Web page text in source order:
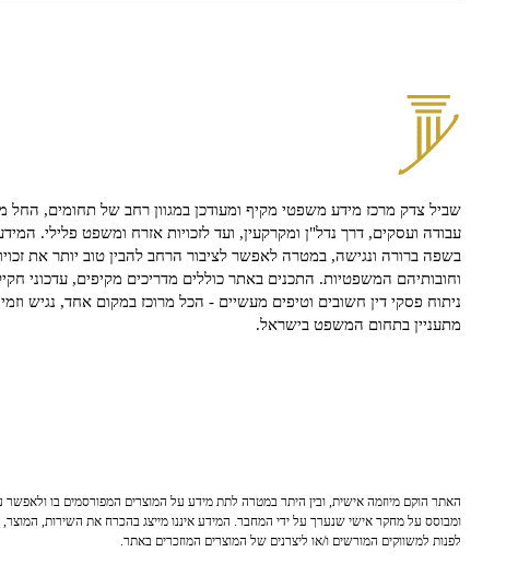
שביל צדק מרכז מידע משפטי מקיף ומעודכן במגוון רחב של תחומים, החל
עבודה ועסקים, דרך נדל"ן ומקרקעין, ועד לזכויות אזרח ומשפט פלילי.
בשפה ברורה ונגישה, במטרה לאפשר לציבור הרחב להבין טוב יותר את
וחובותיהם המשפטיות. התכנים באתר כוללים מדריכים מקיפים, עדכוני
ניתוח פסקי דין חשובים וטיפים מעשיים - הכל מרוכז במקום אחד, נגיש
מתעניין בתחום המשפט בישראל.
האתר הוקם מיוזמה אישית, ובין היתר במטרה לתת מידע על המוצרים המפורסמים בו ולאפשר
ומבוסס על מחקר אישי שנערך על ידי המחבר. המידע איננו מייצג בהכרח את השירות,
לפנות למשווקים המורשים ו/או ליצרנים של המוצרים המוזכרים באתר.